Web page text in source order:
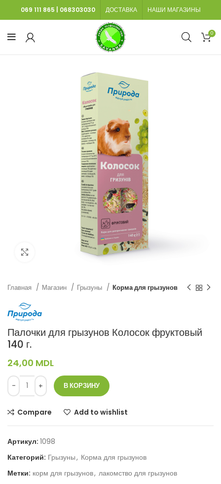
069 111 865 068303030 ДОСТАВКА НАШИ МАГАЗИНЫ
0
Нажмите, чтобы увеличить
Главная Магазин Грызуны Корма для грызунов
Палочки для грызунов Колосок фруктовый
140 г.
24,00 MDL
В КОРЗИНУ
Compare Add to wishlist
Артикул: 1098
Категорий: Грызуны, Корма для грызунов
Метки: корм для грызунов, лакомство для грызунов